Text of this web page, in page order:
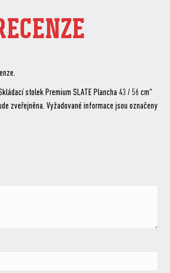
stolek Premium SLATE Plancha 43 / 56 cm“
zveřejněna. Vyžadované informace jsou označeny